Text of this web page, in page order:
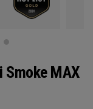
Smoke MAX